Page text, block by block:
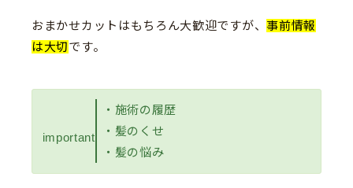
おまかせカットはもちろん大歓迎ですが、事前情報
は大切です。
important
・施術の履歴
・髪のくせ
・髪の悩み